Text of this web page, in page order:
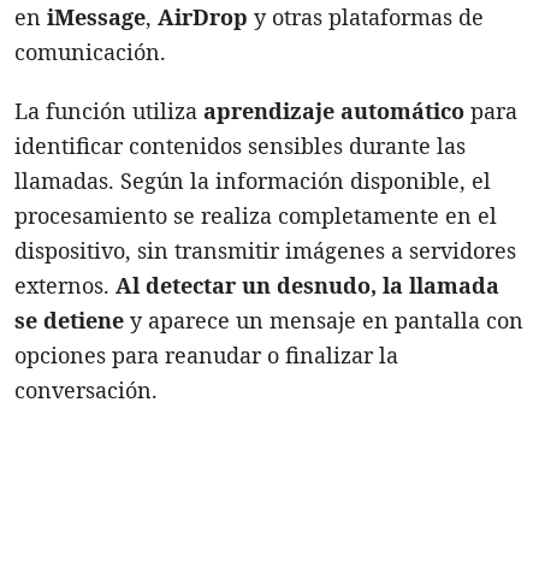
en iMessage, AirDrop y otras plataformas de
comunicación.
La función utiliza aprendizaje automático para
identificar contenidos sensibles durante las
llamadas. Según la información disponible, el
procesamiento se realiza completamente en el
dispositivo, sin transmitir imágenes a servidores
externos. Al detectar un desnudo, la llamada
se detiene y aparece un mensaje en pantalla con
opciones para reanudar o finalizar la
conversación.